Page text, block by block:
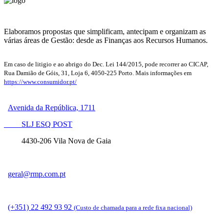
Elaboramos propostas que simplificam, antecipam e organizam as
várias áreas de Gestão: desde as Finanças aos Recursos Humanos.
Em caso de litigio e ao abrigo do Dec. Lei 144/2015, pode recorrer ao CICAP,
Rua Damião de Góis, 31, Loja 6, 4050-225 Porto. Mais informações em
https://www.consumidor.pt/
Avenida da República, 1711
SLJ ESQ POST
4430-206 Vila Nova de Gaia
geral@rmp.com.pt
(+351) 22 492 93 92 (Custo de chamada para a rede fixa nacional)